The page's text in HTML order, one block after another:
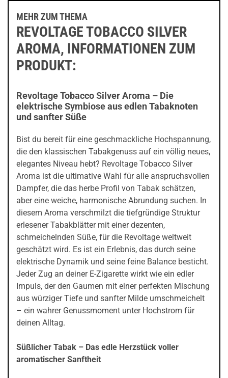
MEHR ZUM THEMA
REVOLTAGE TOBACCO SILVER
AROMA, INFORMATIONEN ZUM
PRODUKT:
Revoltage Tobacco Silver Aroma – Die
elektrische Symbiose aus edlen Tabaknoten
und sanfter Süße
Bist du bereit für eine geschmackliche Hochspannung,
die den klassischen Tabakgenuss auf ein völlig neues,
elegantes Niveau hebt? Revoltage Tobacco Silver
Aroma ist die ultimative Wahl für alle anspruchsvollen
Dampfer, die das herbe Profil von Tabak schätzen,
aber eine weiche, harmonische Abrundung suchen. In
diesem Aroma verschmilzt die tiefgründige Struktur
erlesener Tabakblätter mit einer dezenten,
schmeichelnden Süße, für die Revoltage weltweit
geschätzt wird. Es ist ein Erlebnis, das durch seine
elektrische Dynamik und seine feine Balance besticht.
Jeder Zug an deiner E-Zigarette wirkt wie ein edler
Impuls, der den Gaumen mit einer perfekten Mischung
aus würziger Tiefe und sanfter Milde umschmeichelt
– ein wahrer Genussmoment unter Hochstrom für
deinen Alltag.
Süßlicher Tabak – Das edle Herzstück voller
aromatischer Sanftheit